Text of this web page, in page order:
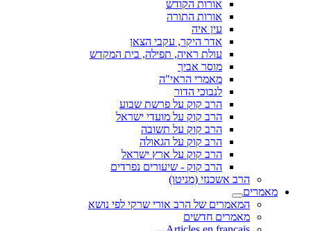
אורות הקודש
אורות התורה
עין איה
אדר היקר, עקבי הצאן
עולת ראיה, תפילה, בית המקדש
מוסר אביך
מאמרי הראי"ה
לנבוכי הדור
הרב קוק על פרשת שבוע
הרב קוק על מועדי ישראל
הרב קוק על תשובה
הרב קוק על הגאולה
הרב קוק על ארץ ישראל
הרב קוק - שיעורים נפרדים
הרב אשכנזי (מניטו)
מאמרים
המאמרים של הרב אורי שרקי לפי נושא
מאמרים חדשים